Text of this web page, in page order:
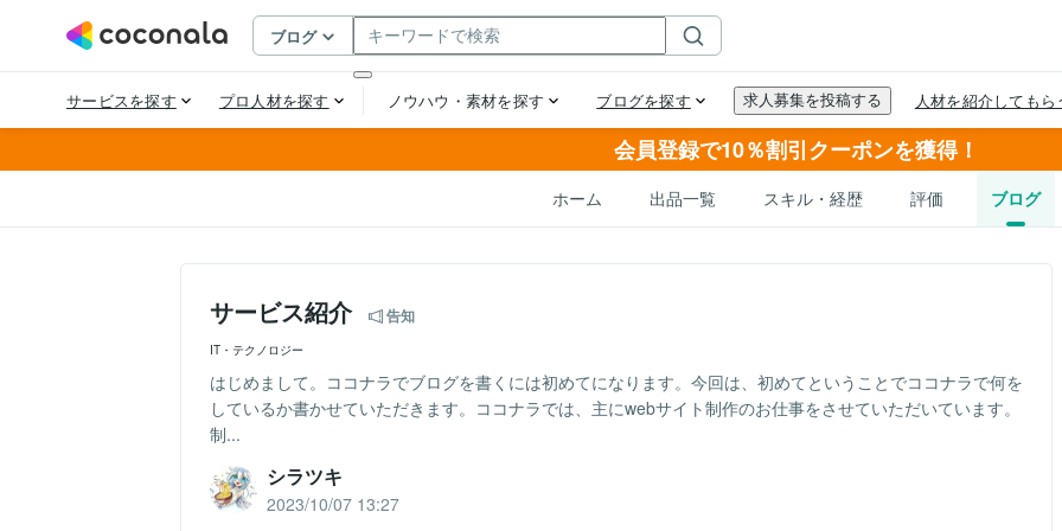
会員登録で10％割引クーポンを獲得！
ホーム 出品一覧 スキル・経歴 評価 ブログ
サービス紹介 告知
IT・テクノロジー
はじめまして。ココナラでブログを書くには初めてになります。今回は、初めてということでココナラで何を
しているか書かせていただきます。ココナラでは、主にwebサイト制作のお仕事をさせていただいています。
制...
シラツキ
2023/10/07 13:27